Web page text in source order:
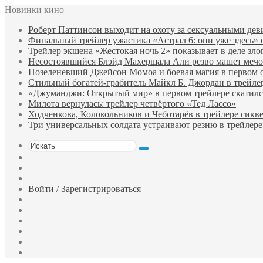
Новинки кино
Роберт Паттинсон выходит на охоту за сексуальными
Финальный трейлер ужастика «Астрал 6: они уже
Трейлер экшена «Жестокая ночь 2» показывает в деле
Несостоявшийся Блэйд Махершала Али резво машет
Позеленевший Джейсон Момоа и боевая магия в первом
Стильный богатей-грабитель Майкл Б. Джордан в
«Джуманджи: Открытый мир» в первом трейлере
Милота вернулась: трейлер четвёртого «Тед Лассо»
Ходченкова, Колокольников и Чеботарёв в трейлере
Три универсальных солдата устраивают резню в
Искать
фильм
Войти / Зарегистрироваться